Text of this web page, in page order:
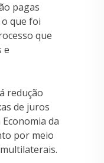
pagas
que foi
que
e
redução
de juros
da
por meio